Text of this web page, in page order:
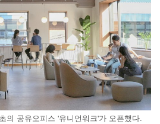
공유오피스 '유니언워크'가 오픈했다.